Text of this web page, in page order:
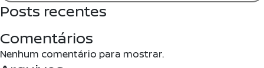
Posts recentes
Comentários
Nenhum comentário para mostrar.